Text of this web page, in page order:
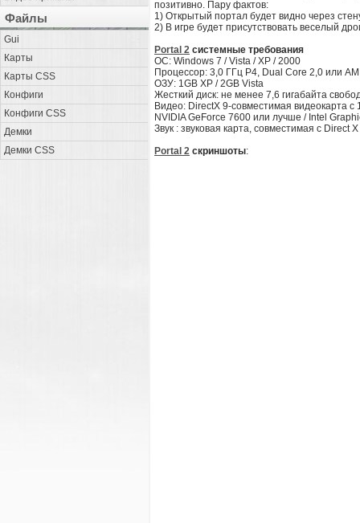
Файлы
Gui
Карты
Карты CSS
Конфиги
Конфиги CSS
Демки
Демки CSS
позитивно. Пару фактов:
1) Открытый портал будет видно через
2) В игре будет присутствовать веселый
Portal 2 системные требования
ОС: Windows 7 / Vista / XP / 2000
Процессор: 3,0 ГГц P4, Dual Core 2,0 или
ОЗУ: 1GB XP / 2GB Vista
Жесткий диск: не менее 7,6 гигабайта
Видео: DirectX 9-совместимая видеокарта
NVIDIA GeForce 7600 или лучше / Intel
Звук : звуковая карта, совместимая с Direct
Portal 2 скриншоты: